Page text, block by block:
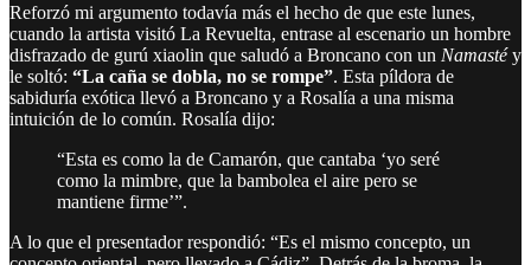
Reforzó mi argumento todavía más el hecho de que este lunes,
cuando la artista visitó La Revuelta, entrase al escenario un hombre
disfrazado de gurú xiaolin que saludó a Broncano con un Namastéy
le soltó: “La caña se dobla, no se rompe”. Esta píldora de
sabiduría exótica llevó a Broncano y a Rosalía a una misma
intuición de lo común. Rosalía dijo:
“Esta es como la de Camarón, que cantaba ‘yo seré
como la mimbre, que la bambolea el aire pero se
mantiene firme’”.
A lo que el presentador respondió: “Es el mismo concepto, un